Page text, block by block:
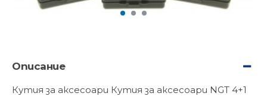
Описание
Кутия за аксесоари Кутия за аксесоари NGT 4+1